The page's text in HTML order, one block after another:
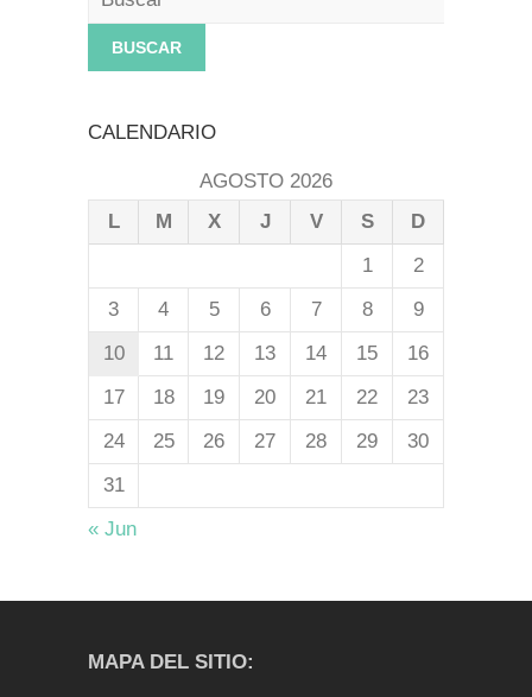
CALENDARIO
AGOSTO 2026
L
M X J V S
D
1
2
3
4 5 6 7 8
9
10
11 12 13 14 15
16
17
18 19 20 21 22
23
24
25 26 27 28 29
30
31
« Jun
MAPA DEL SITIO: